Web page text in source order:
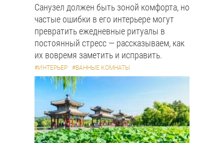
Санузел должен быть зоной комфорта, но
частые ошибки в его интерьере могут
превратить ежедневные ритуалы в
постоянный стресс — рассказываем, как
их вовремя заметить и исправить.
#ИНТЕРЬЕР #ВАННЫЕ КОМНАТЫ